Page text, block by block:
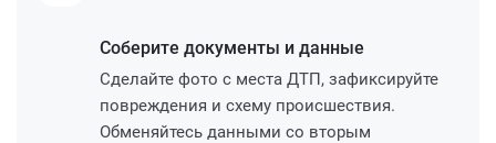
Соберите документы и данные
Сделайте фото с места ДТП, зафиксируйте
повреждения и схему происшествия.
Обменяйтесь данными со вторым